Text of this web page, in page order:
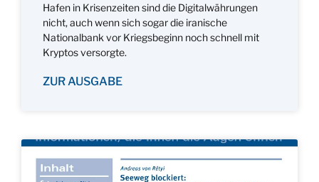
Hafen in Krisenzeiten sind die Digitalwährungen
nicht, auch wenn sich sogar die iranische
Nationalbank vor Kriegsbeginn noch schnell mit
Kryptos versorgte.
ZUR AUSGABE